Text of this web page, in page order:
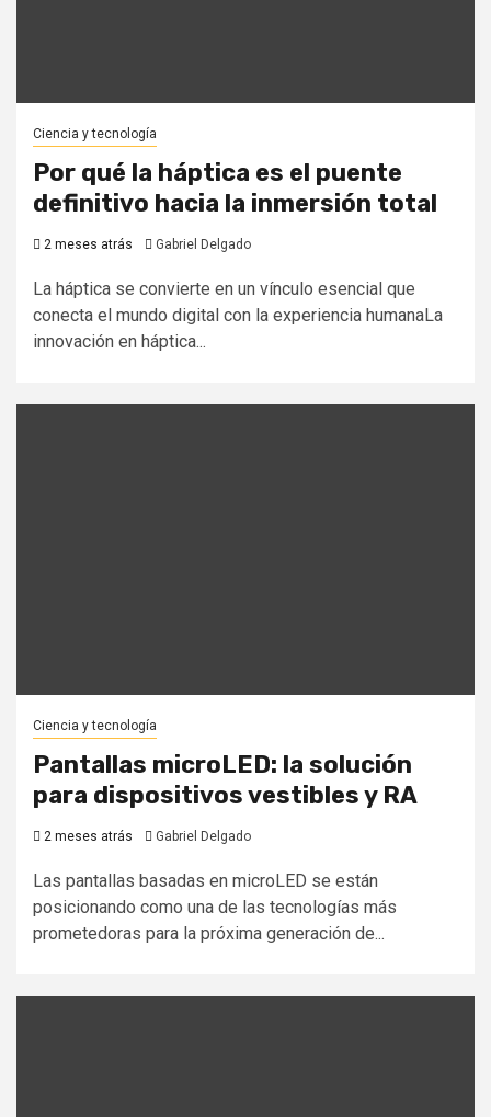
Ciencia y tecnología
Por qué la háptica es el puente
definitivo hacia la inmersión total
2 meses atrás Gabriel Delgado
La háptica se convierte en un vínculo esencial que
conecta el mundo digital con la experiencia humanaLa
innovación en háptica...
Ciencia y tecnología
Pantallas microLED: la solución
para dispositivos vestibles y RA
2 meses atrás Gabriel Delgado
Las pantallas basadas en microLED se están
posicionando como una de las tecnologías más
prometedoras para la próxima generación de...